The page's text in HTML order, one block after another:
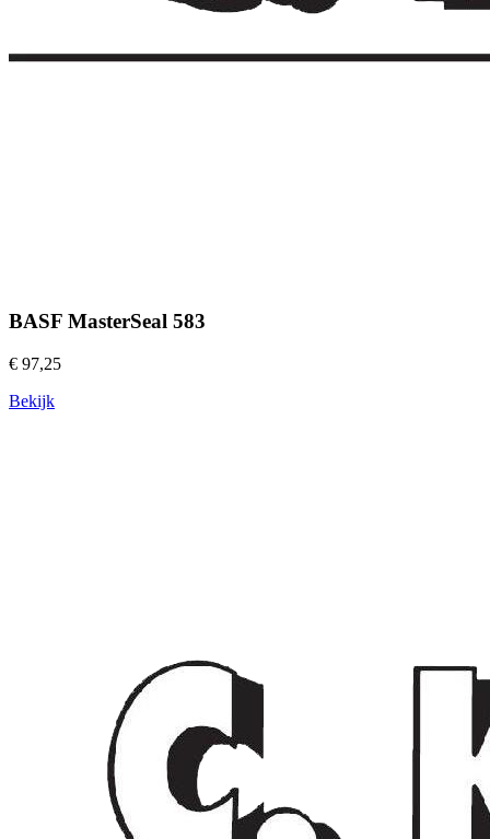
BASF MasterSeal 583
€ 97,25
Bekijk